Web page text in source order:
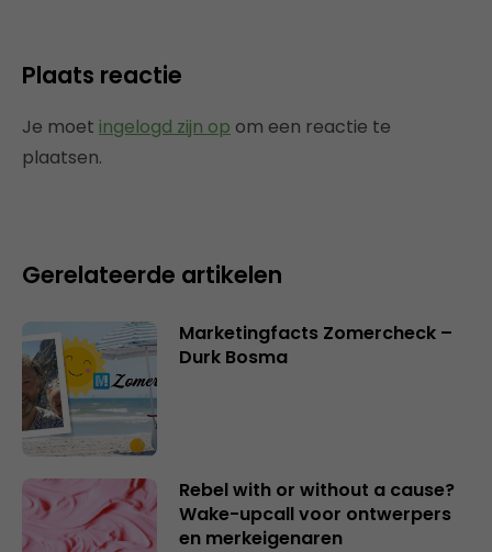
Plaats reactie
Je moet ingelogd zijn op om een reactie te
plaatsen.
Gerelateerde artikelen
Marketingfacts Zomercheck –
Durk Bosma
Rebel with or without a cause?
Wake-upcall voor ontwerpers
en merkeigenaren